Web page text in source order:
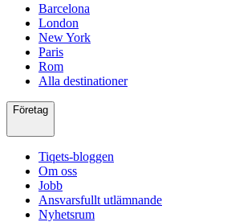
Barcelona
London
New York
Paris
Rom
Alla destinationer
Företag
Tiqets-bloggen
Om oss
Jobb
Ansvarsfullt utlämnande
Nyhetsrum